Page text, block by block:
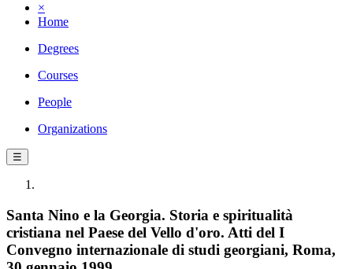
×
Home
Degrees
Courses
People
Organizations
☰
Santa Nino e la Georgia. Storia e spiritualità
cristiana nel Paese del Vello d'oro. Atti del I
Convegno internazionale di studi georgiani, Roma,